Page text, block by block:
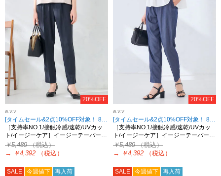
20%OFF
a.v.v
[タイムセール&2点10%OFF対象！ 8/18 8:59まで]
［支持率NO.1/接触冷感/速乾/UVカッ
ト/イージーケア］イージーテーパー…
￥5,489（税込）
→
￥4,392 （税込）
20%OFF
a.v.v
[タイムセール&2点10%OFF対象！ 8/18 8:59まで]
［支持率NO.1/接触冷感/速乾/UVカッ
ト/イージーケア］イージーテーパー…
￥5,489（税込）
→
￥4,392 （税込）
SALE 今週値下 再入荷 SALE 今週値下 再入荷